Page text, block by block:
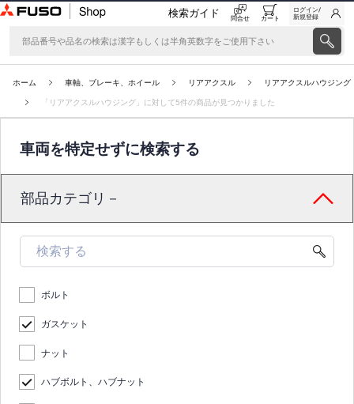
検索ガイド 問合せ カート
ログイン/
新規登録
ホーム 車軸、ブレーキ、ホイール リアアクスル リアアクスルハウジング
「リアアクスルハウジング」に対して5件の商品が見つかりました
車両を特定せずに検索する
部品カテゴリ－
ボルト
ガスケット
ナット
ハブボルト、ハブナット